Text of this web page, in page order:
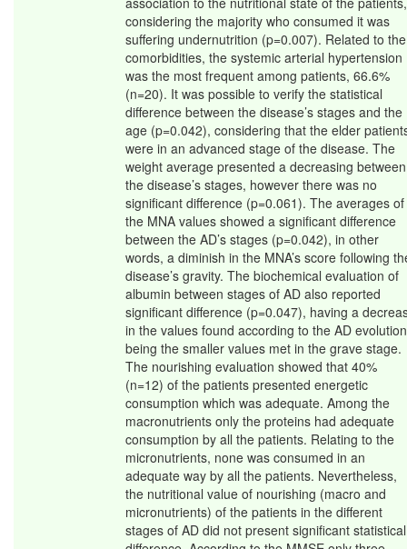
considering the majority who consumed it was
suffering undernutrition (p=0.007). Related to the
comorbidities, the systemic arterial hypertension
was the most frequent among patients, 66.6%
(n=20). It was possible to verify the statistical
difference between the disease’s stages and the
age (p=0.042), considering that the elder
were in an advanced stage of the disease. The
weight average presented a decreasing between
the disease’s stages, however there was no
significant difference (p=0.061). The averages of
the MNA values showed a significant difference
between the AD’s stages (p=0.042), in other
words, a diminish in the MNA’s score following
disease’s gravity. The biochemical evaluation of
albumin between stages of AD also reported
significant difference (p=0.047), having a
in the values found according to the AD
being the smaller values met in the grave stage.
The nourishing evaluation showed that 40%
(n=12) of the patients presented energetic
consumption which was adequate. Among the
macronutrients only the proteins had adequate
consumption by all the patients. Relating to the
micronutrients, none was consumed in an
adequate way by all the patients. Nevertheless,
the nutritional value of nourishing (macro and
micronutrients) of the patients in the different
stages of AD did not present significant statistical